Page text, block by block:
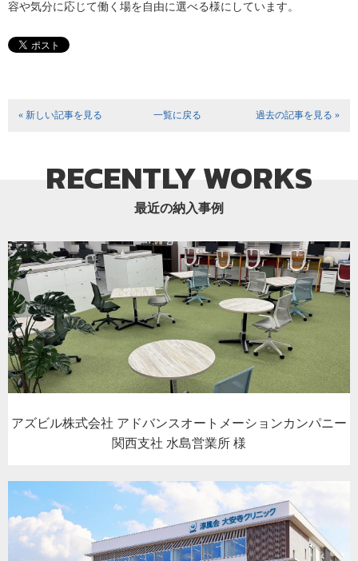
容や気分に応じて働く場を自由に選べる様にしています。
« 新しい記事を見る 一覧に戻る 過去の記事を見る »
RECENTLY WORKS
最近の納入事例
アズビル株式会社 アドバンスオートメーションカンパニー
関西支社 水島営業所 様